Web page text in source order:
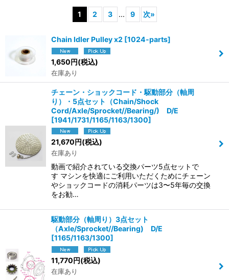
絞り込む
1 2 3 ... 9 次»
Chain Idler Pulley x2 [1024-parts]
1,650円(税込)
在庫あり
チェーン・ショックコード・駆動部分（軸周
り）・5点セット（Chain/Shock
Cord/Axle/Sprocket//Bearing/) D/E
[1941/1731/1165/1163/1300]
21,670円(税込)
在庫あり
動画で紹介されている交換パーツ5点セットで
す マシンを快適にご利用いただくためにチェーン
やショックコードの消耗パーツは3〜5年毎の交換
をお勧…
駆動部分（軸周り）3点セット
（Axle/Sprocket//Bearing) D/E
[1165/1163/1300]
11,770円(税込)
在庫あり